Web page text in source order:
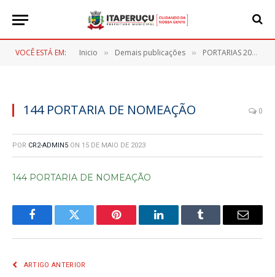
VOCÊ ESTÁ EM: Inicio » Demais publicações » PORTARIAS 2023
144 PORTARIA DE NOMEAÇÃO 0
POR CR2-ADMIN5 ON 15 DE MAIO DE 2023
144 PORTARIA DE NOMEAÇÃO
FacebookTwitter Pinterest LinkedInTumblr
E-
ARTIGO ANTERIOR